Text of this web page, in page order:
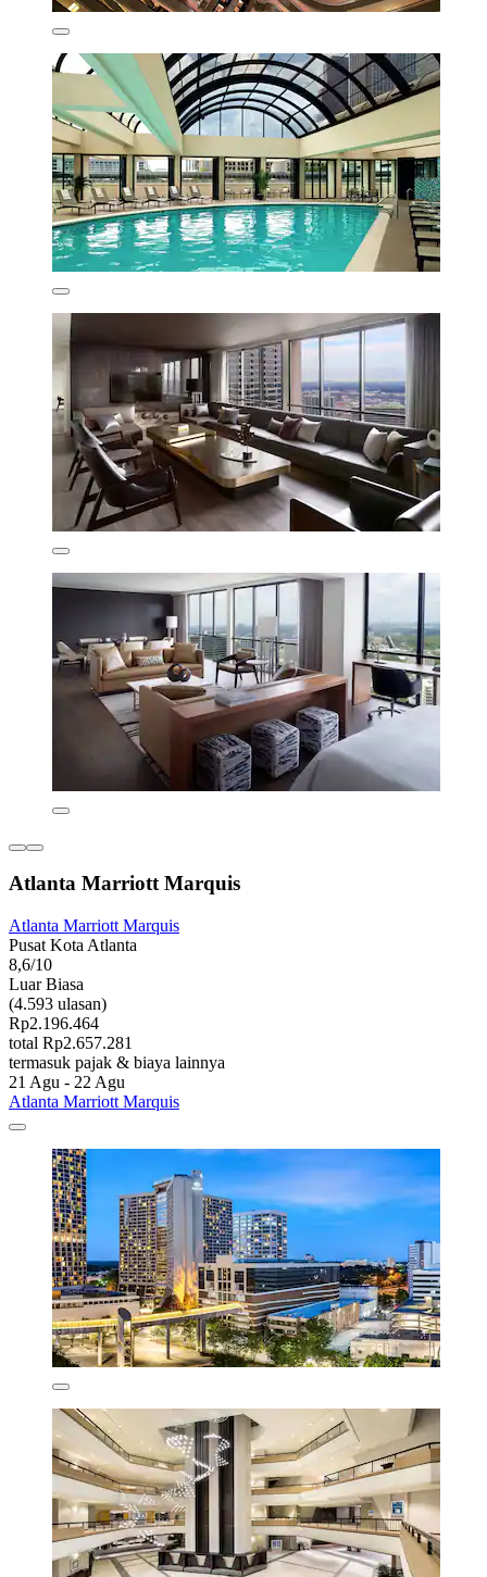
Atlanta Marriott Marquis
Atlanta Marriott Marquis
Pusat Kota Atlanta
8,6/10
Luar Biasa
(4.593 ulasan)
Rp2.196.464
total Rp2.657.281
termasuk pajak & biaya lainnya
21 Agu - 22 Agu
Atlanta Marriott Marquis